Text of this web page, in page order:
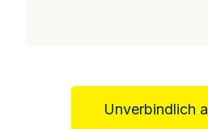
Unverbindlich